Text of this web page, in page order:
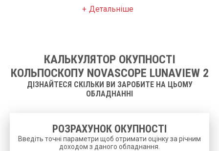
Детальніше
КАЛЬКУЛЯТОР ОКУПНОСТІ
КОЛЬПОСКОПУ NOVASCOPE LUNAVIEW 2
ДІЗНАЙТЕСЯ СКІЛЬКИ ВИ ЗАРОБИТЕ НА ЦЬОМУ
ОБЛАДНАННІ
РОЗРАХУНОК ОКУПНОСТІ
Введіть точні параметри щоб отримати оцінку за річним
доходом з даного обладнання.